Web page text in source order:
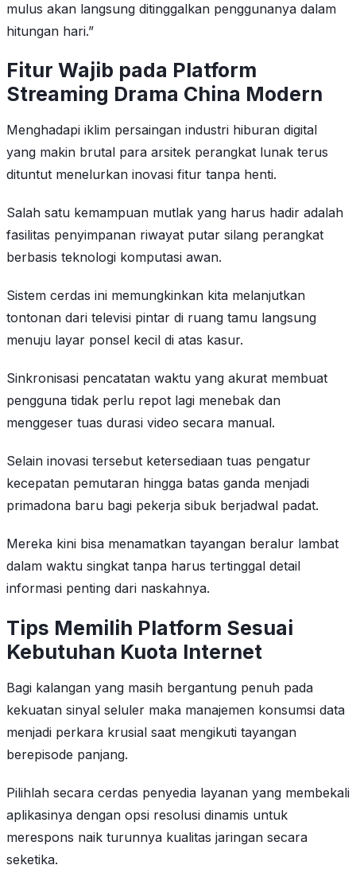
mulus akan langsung ditinggalkan penggunanya dalam
hitungan hari.”
Fitur Wajib pada Platform
Streaming Drama China Modern
Menghadapi iklim persaingan industri hiburan digital
yang makin brutal para arsitek perangkat lunak terus
dituntut menelurkan inovasi fitur tanpa henti.
Salah satu kemampuan mutlak yang harus hadir adalah
fasilitas penyimpanan riwayat putar silang perangkat
berbasis teknologi komputasi awan.
Sistem cerdas ini memungkinkan kita melanjutkan
tontonan dari televisi pintar di ruang tamu langsung
menuju layar ponsel kecil di atas kasur.
Sinkronisasi pencatatan waktu yang akurat membuat
pengguna tidak perlu repot lagi menebak dan
menggeser tuas durasi video secara manual.
Selain inovasi tersebut ketersediaan tuas pengatur
kecepatan pemutaran hingga batas ganda menjadi
primadona baru bagi pekerja sibuk berjadwal padat.
Mereka kini bisa menamatkan tayangan beralur lambat
dalam waktu singkat tanpa harus tertinggal detail
informasi penting dari naskahnya.
Tips Memilih Platform Sesuai
Kebutuhan Kuota Internet
Bagi kalangan yang masih bergantung penuh pada
kekuatan sinyal seluler maka manajemen konsumsi data
menjadi perkara krusial saat mengikuti tayangan
berepisode panjang.
Pilihlah secara cerdas penyedia layanan yang membekali
aplikasinya dengan opsi resolusi dinamis untuk
merespons naik turunnya kualitas jaringan secara
seketika.